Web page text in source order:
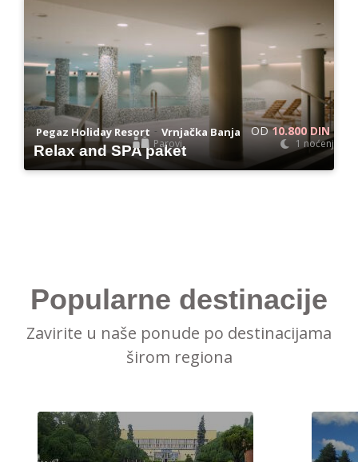
Pegaz Holiday Resort - Vrnjačka Banja
Relax and SPA paket
OD10.800 DIN
Parovi 1 noćenje
Popularne destinacije
Zavirite u naše ponude po destinacijama
širom regiona